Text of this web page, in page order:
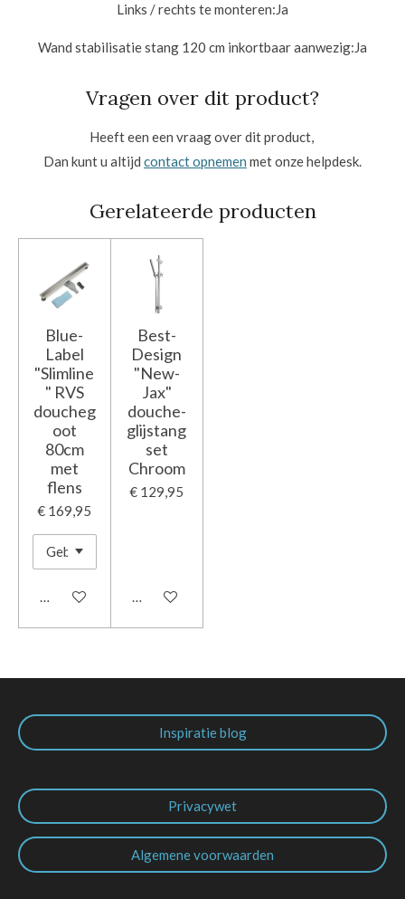
Links / rechts te monteren:Ja
Wand stabilisatie stang 120 cm inkortbaar aanwezig:Ja
Vragen over dit product?
Heeft een een vraag over dit product,
Dan kunt u altijd contact opnemen met onze helpdesk.
Gerelateerde producten
Blue-
Label
"Slimline
" RVS
doucheg
oot
80cm
met
flens
€ 169,95
In winkelwagen
Best-
Design
"New-
Jax"
douche-
glijstang
set
Chroom
€ 129,95
In winkelwagen
Inspiratie blog
Privacywet
Algemene voorwaarden